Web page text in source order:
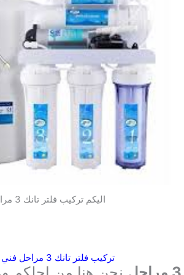
اليكم تركيب فلتر تانك 3 مراحل
تركيب فلتر تانك 3 مراحل فني فلاتر